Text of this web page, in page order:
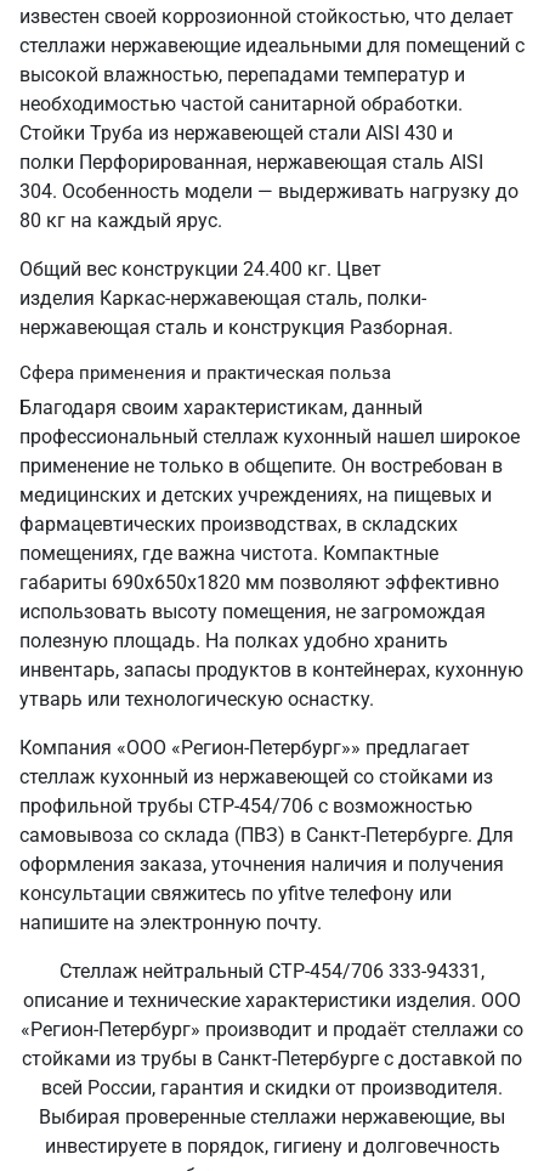
известен своей коррозионной стойкостью, что делает
стеллажи нержавеющие идеальными для помещений с
высокой влажностью, перепадами температур и
необходимостью частой санитарной обработки.
Стойки Труба из нержавеющей стали AISI 430 и
полки Перфорированная, нержавеющая сталь AISI
304. Особенность модели — выдерживать нагрузку до
80 кг на каждый ярус.
Общий вес конструкции 24.400 кг. Цвет
изделия Каркас-нержавеющая сталь, полки-
нержавеющая сталь и конструкция Разборная.
Сфера применения и практическая польза
Благодаря своим характеристикам, данный
профессиональный стеллаж кухонный нашел широкое
применение не только в общепите. Он востребован в
медицинских и детских учреждениях, на пищевых и
фармацевтических производствах, в складских
помещениях, где важна чистота. Компактные
габариты 690х650х1820 мм позволяют эффективно
использовать высоту помещения, не загромождая
полезную площадь. На полках удобно хранить
инвентарь, запасы продуктов в контейнерах, кухонную
утварь или технологическую оснастку.
Компания «ООО «Регион-Петербург»» предлагает
стеллаж кухонный из нержавеющей со стойками из
профильной трубы СТР-454/706 с возможностью
самовывоза со склада (ПВЗ) в Санкт‑Петербурге. Для
оформления заказа, уточнения наличия и получения
консультации свяжитесь по yfitve телефону или
напишите на электронную почту.
Стеллаж нейтральный СТР-454/706 333-94331,
описание и технические характеристики изделия. ООО
«Регион-Петербург» производит и продаёт стеллажи со
стойками из трубы в Санкт‑Петербурге с доставкой по
всей России, гарантия и скидки от производителя.
Выбирая проверенные стеллажи нержавеющие, вы
инвестируете в порядок, гигиену и долговечность